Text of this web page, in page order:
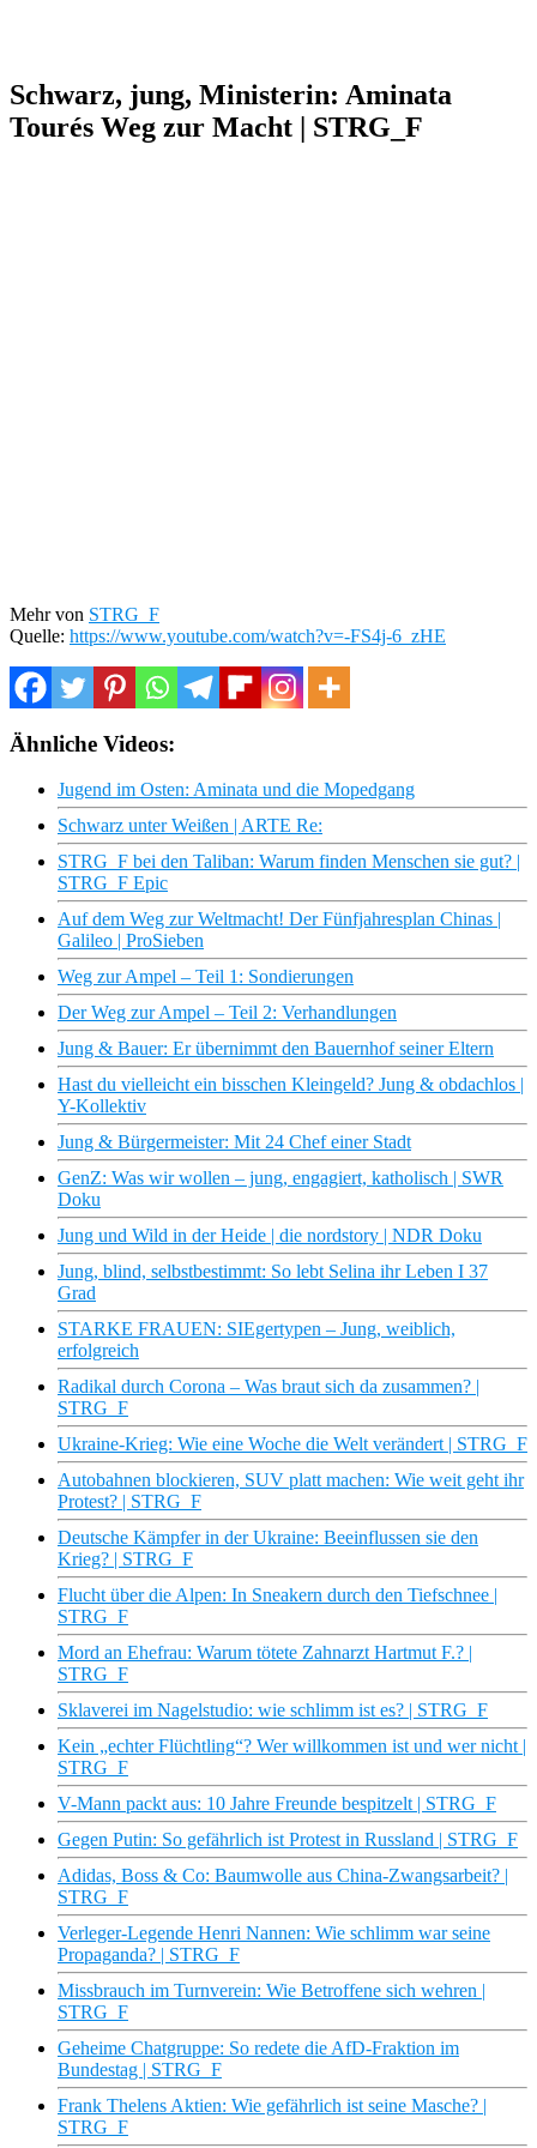
Schwarz, jung, Ministerin: Aminata
Tourés Weg zur Macht | STRG_F
Mehr von STRG_F
Quelle: https://www.youtube.com/watch?v=-FS4j-6_zHE
Ähnliche Videos:
Jugend im Osten: Aminata und die Mopedgang
Schwarz unter Weißen | ARTE Re:
STRG_F bei den Taliban: Warum finden Menschen sie gut? |
STRG_F Epic
Auf dem Weg zur Weltmacht! Der Fünfjahresplan Chinas |
Galileo | ProSieben
Weg zur Ampel – Teil 1: Sondierungen
Der Weg zur Ampel – Teil 2: Verhandlungen
Jung & Bauer: Er übernimmt den Bauernhof seiner Eltern
Hast du vielleicht ein bisschen Kleingeld? Jung & obdachlos |
Y-Kollektiv
Jung & Bürgermeister: Mit 24 Chef einer Stadt
GenZ: Was wir wollen – jung, engagiert, katholisch | SWR
Doku
Jung und Wild in der Heide | die nordstory | NDR Doku
Jung, blind, selbstbestimmt: So lebt Selina ihr Leben I 37
Grad
STARKE FRAUEN: SIEgertypen – Jung, weiblich,
erfolgreich
Radikal durch Corona – Was braut sich da zusammen? |
STRG_F
Ukraine-Krieg: Wie eine Woche die Welt verändert | STRG_F
Autobahnen blockieren, SUV platt machen: Wie weit geht ihr
Protest? | STRG_F
Deutsche Kämpfer in der Ukraine: Beeinflussen sie den
Krieg? | STRG_F
Flucht über die Alpen: In Sneakern durch den Tiefschnee |
STRG_F
Mord an Ehefrau: Warum tötete Zahnarzt Hartmut F.? |
STRG_F
Sklaverei im Nagelstudio: wie schlimm ist es? | STRG_F
Kein „echter Flüchtling“? Wer willkommen ist und wer nicht |
STRG_F
V-Mann packt aus: 10 Jahre Freunde bespitzelt | STRG_F
Gegen Putin: So gefährlich ist Protest in Russland | STRG_F
Adidas, Boss & Co: Baumwolle aus China-Zwangsarbeit? |
STRG_F
Verleger-Legende Henri Nannen: Wie schlimm war seine
Propaganda? | STRG_F
Missbrauch im Turnverein: Wie Betroffene sich wehren |
STRG_F
Geheime Chatgruppe: So redete die AfD-Fraktion im
Bundestag | STRG_F
Frank Thelens Aktien: Wie gefährlich ist seine Masche? |
STRG_F